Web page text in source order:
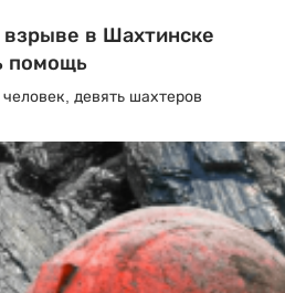
в Шахтинске
помощь
девять шахтеров